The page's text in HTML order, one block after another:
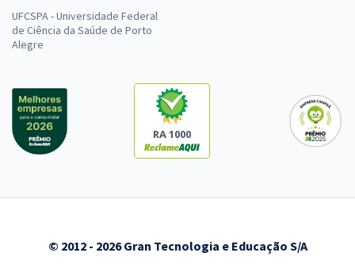
UFCSPA - Universidade Federal
de Ciência da Saúde de Porto
Alegre
RA 1000
© 2012 - 2026 Gran Tecnologia e Educação S/A